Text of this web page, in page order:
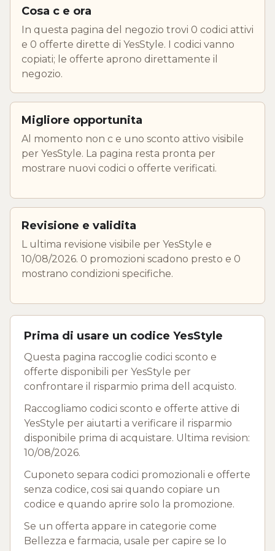
Cosa c e ora
In questa pagina del negozio trovi 0 codici attivi
e 0 offerte dirette di YesStyle. I codici vanno
copiati; le offerte aprono direttamente il
negozio.
Migliore opportunita
Al momento non c e uno sconto attivo visibile
per YesStyle. La pagina resta pronta per
mostrare nuovi codici o offerte verificati.
Revisione e validita
L ultima revisione visibile per YesStyle e
10/08/2026. 0 promozioni scadono presto e 0
mostrano condizioni specifiche.
Prima di usare un codice YesStyle
Questa pagina raccoglie codici sconto e
offerte disponibili per YesStyle per
confrontare il risparmio prima dell acquisto.
Raccogliamo codici sconto e offerte attive di
YesStyle per aiutarti a verificare il risparmio
disponibile prima di acquistare. Ultima revision:
10/08/2026.
Cuponeto separa codici promozionali e offerte
senza codice, cosi sai quando copiare un
codice e quando aprire solo la promozione.
Se un offerta appare in categorie come
Bellezza e farmacia, usale per capire se lo